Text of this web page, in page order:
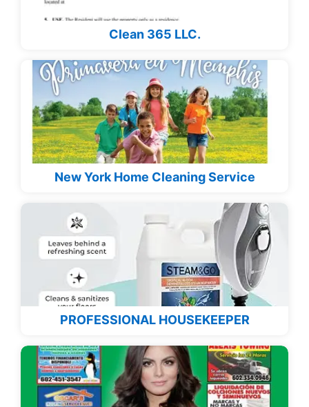
Clean 365 LLC.
New York Home Cleaning Service
PROFESSIONAL HOUSEKEEPER